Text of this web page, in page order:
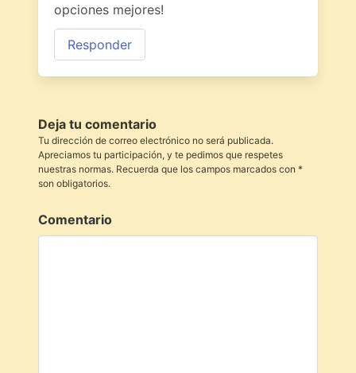
opciones mejores!
Responder
Deja tu comentario
Tu dirección de correo electrónico no será publicada.
Apreciamos tu participación, y te pedimos que respetes
nuestras normas. Recuerda que los campos marcados con *
son obligatorios.
Comentario